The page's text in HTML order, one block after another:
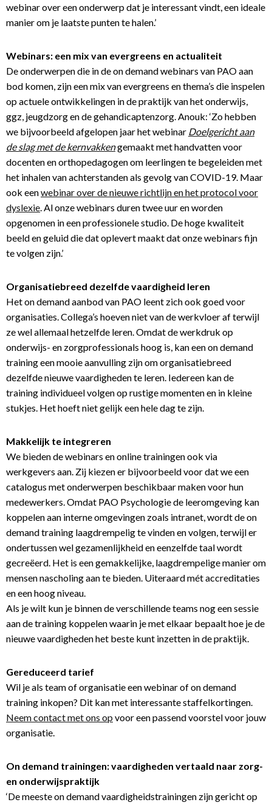
webinar over een onderwerp dat je interessant vindt, een ideale
manier om je laatste punten te halen.’
Webinars: een mix van evergreens en actualiteit
De onderwerpen die in de on demand webinars van PAO aan
bod komen, zijn een mix van evergreens en thema’s die inspelen
op actuele ontwikkelingen in de praktijk van het onderwijs,
ggz, jeugdzorg en de gehandicaptenzorg. Anouk: ‘Zo hebben
we bijvoorbeeld afgelopen jaar het webinar Doelgericht aan
de slag met de kernvakkengemaakt met handvatten voor
docenten en orthopedagogen om leerlingen te begeleiden met
het inhalen van achterstanden als gevolg van COVID-19. Maar
ook eenwebinar over de nieuwe richtlijn en het protocol voor
dyslexie . Al onze webinars duren twee uur en worden
opgenomen in een professionele studio. De hoge kwaliteit
beeld en geluid die dat oplevert maakt dat onze webinars fijn
te volgen zijn.’
Organisatiebreed dezelfde vaardigheid leren
Het on demand aanbod van PAO leent zich ook goed voor
organisaties. Collega’s hoeven niet van de werkvloer af terwijl
ze wel allemaal hetzelfde leren. Omdat de werkdruk op
onderwijs- en zorgprofessionals hoog is, kan een on demand
training een mooie aanvulling zijn om organisatiebreed
dezelfde nieuwe vaardigheden te leren. Iedereen kan de
training individueel volgen op rustige momenten en in kleine
stukjes. Het hoeft niet gelijk een hele dag te zijn.
Makkelijk te integreren
We bieden de webinars en online trainingen ook via
werkgevers aan. Zij kiezen er bijvoorbeeld voor dat we een
catalogus met onderwerpen beschikbaar maken voor hun
medewerkers. Omdat PAO Psychologie de leeromgeving kan
koppelen aan interne omgevingen zoals intranet, wordt de on
demand training laagdrempelig te vinden en volgen, terwijl er
ondertussen wel gezamenlijkheid en eenzelfde taal wordt
gecreëerd. Het is een gemakkelijke, laagdrempelige manier om
mensen nascholing aan te bieden. Uiteraard mét accreditaties
en een hoog niveau.
Als je wilt kun je binnen de verschillende teams nog een sessie
aan de training koppelen waarin je met elkaar bepaalt hoe je de
nieuwe vaardigheden het beste kunt inzetten in de praktijk.
Gereduceerd tarief
Wil je als team of organisatie een webinar of on demand
training inkopen? Dit kan met interessante staffelkortingen.
Neem contact met ons op voor een passend voorstel voor jouw
organisatie.
On demand trainingen: vaardigheden vertaald naar zorg-
en onderwijspraktijk
‘De meeste on demand vaardigheidstrainingen zijn gericht op